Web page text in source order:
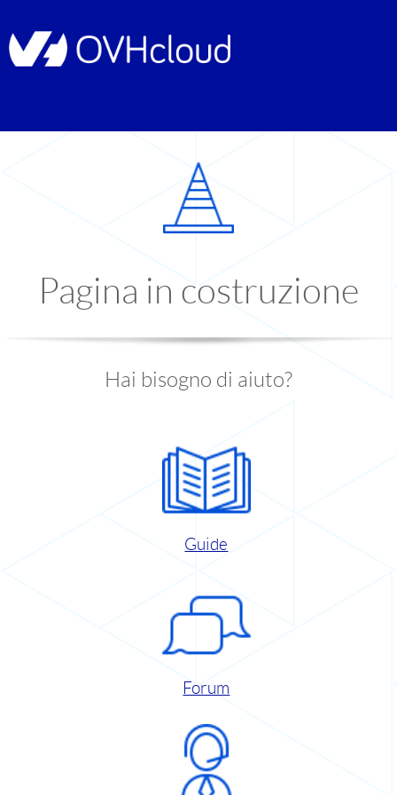
Pagina in costruzione
Hai bisogno di aiuto?
Guide
Forum